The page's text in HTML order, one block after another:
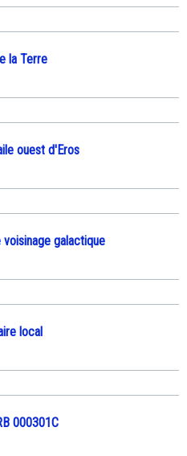
la Terre
ouest d'Eros
galactique
local
000301C